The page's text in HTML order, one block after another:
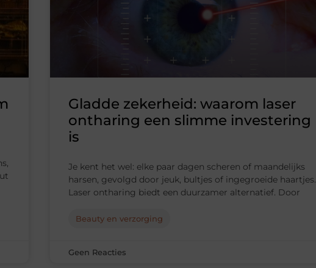
Gladde zekerheid: waarom laser
ontharing een slimme investering
is
Je kent het wel: elke paar dagen scheren of maandelijks
harsen, gevolgd door jeuk, bultjes of ingegroeide haartjes.
Laser ontharing biedt een duurzamer alternatief. Door
Beauty en verzorging
Geen Reacties